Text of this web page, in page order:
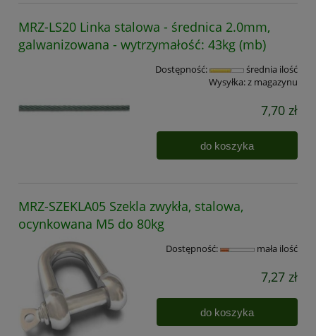
MRZ-LS20 Linka stalowa - średnica 2.0mm,
galwanizowana - wytrzymałość: 43kg (mb)
Dostępność:
średnia ilość
Wysyłka:z magazynu
7,70 zł
do koszyka
MRZ-SZEKLA05 Szekla zwykła, stalowa,
ocynkowana M5 do 80kg
Dostępność: mała ilość
7,27 zł
do koszyka